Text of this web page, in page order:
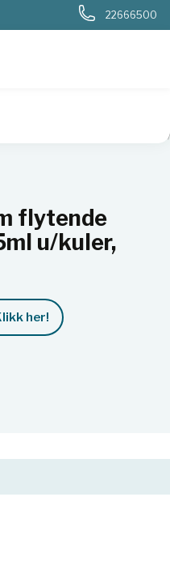
22666500
flytende
u/kuler,
her!